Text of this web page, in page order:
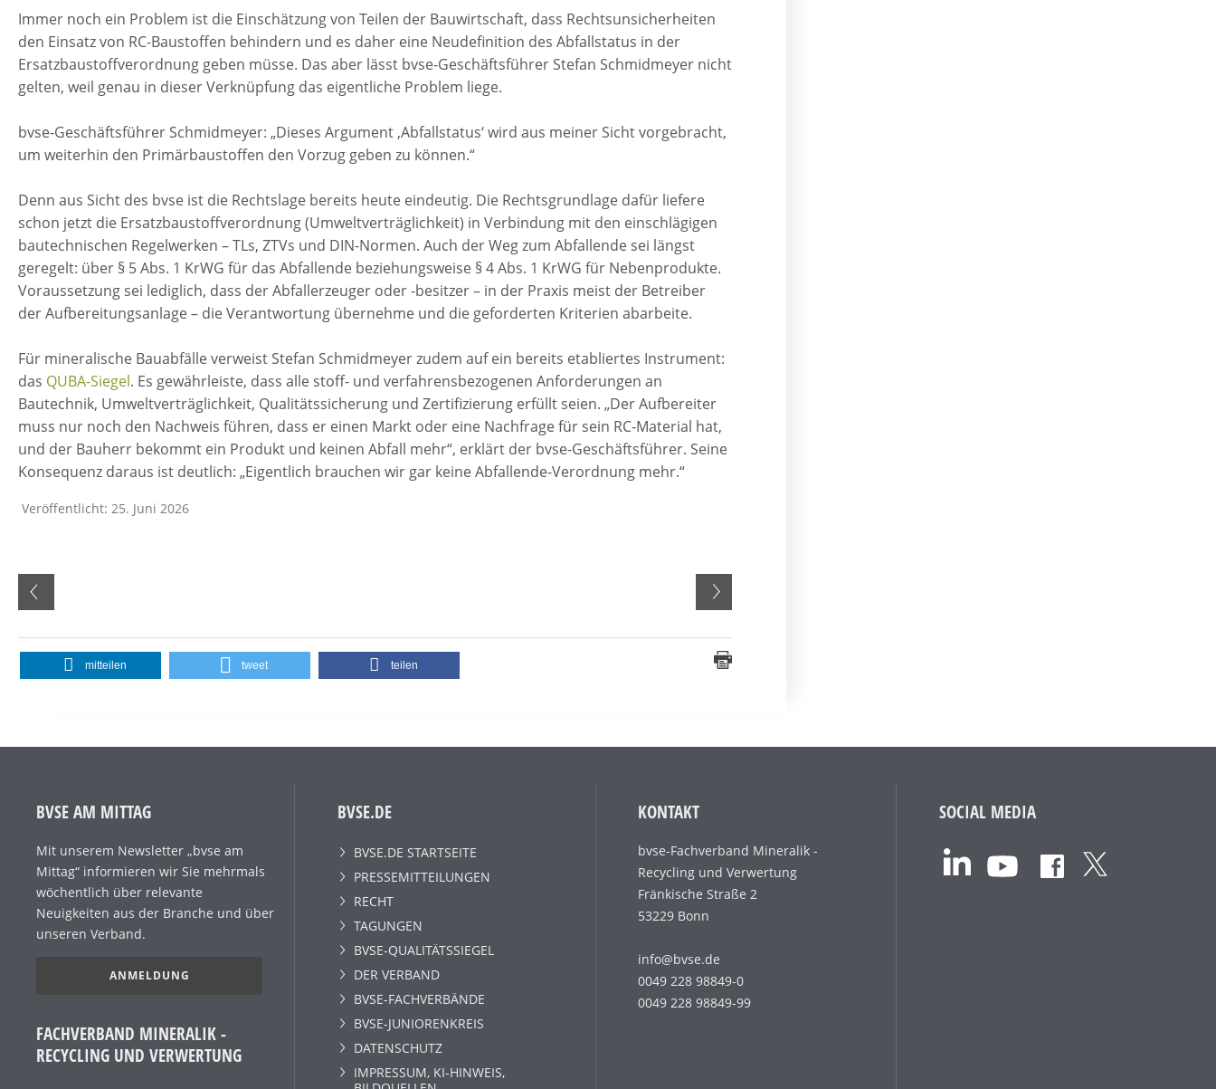
Immer noch ein Problem ist die Einschätzung von Teilen der Bauwirtschaft, dass Rechtsunsicherheiten
den Einsatz von RC-Baustoffen behindern und es daher eine Neudefinition des Abfallstatus in der
Ersatzbaustoffverordnung geben müsse. Das aber lässt bvse-Geschäftsführer Stefan Schmidmeyer nicht
gelten, weil genau in dieser Verknüpfung das eigentliche Problem liege.
bvse-Geschäftsführer Schmidmeyer: „Dieses Argument ‚Abfallstatus‘ wird aus meiner Sicht vorgebracht,
um weiterhin den Primärbaustoffen den Vorzug geben zu können.“
Denn aus Sicht des bvse ist die Rechtslage bereits heute eindeutig. Die Rechtsgrundlage dafür liefere
schon jetzt die Ersatzbaustoffverordnung (Umweltverträglichkeit) in Verbindung mit den einschlägigen
bautechnischen Regelwerken – TLs, ZTVs und DIN-Normen. Auch der Weg zum Abfallende sei längst
geregelt: über § 5 Abs. 1 KrWG für das Abfallende beziehungsweise § 4 Abs. 1 KrWG für Nebenprodukte.
Voraussetzung sei lediglich, dass der Abfallerzeuger oder -besitzer – in der Praxis meist der Betreiber
der Aufbereitungsanlage – die Verantwortung übernehme und die geforderten Kriterien abarbeite.
Für mineralische Bauabfälle verweist Stefan Schmidmeyer zudem auf ein bereits etabliertes Instrument:
das QUBA-Siegel. Es gewährleiste, dass alle stoff- und verfahrensbezogenen Anforderungen an
Bautechnik, Umweltverträglichkeit, Qualitätssicherung und Zertifizierung erfüllt seien. „Der Aufbereiter
muss nur noch den Nachweis führen, dass er einen Markt oder eine Nachfrage für sein RC-Material hat,
und der Bauherr bekommt ein Produkt und keinen Abfall mehr“, erklärt der bvse-Geschäftsführer. Seine
Konsequenz daraus ist deutlich: „Eigentlich brauchen wir gar keine Abfallende-Verordnung mehr.“
Veröffentlicht: 25. Juni 2026
mitteilen tweet teilen
BVSE AM MITTAG
Mit unserem Newsletter „bvse am
Mittag“ informieren wir Sie mehrmals
wöchentlich über relevante
Neuigkeiten aus der Branche und über
unseren Verband.
ANMELDUNG
FACHVERBAND MINERALIK -
RECYCLING UND VERWERTUNG
BVSE.DE
BVSE.DE STARTSEITE
PRESSEMITTEILUNGEN
RECHT
TAGUNGEN
BVSE-QUALITÄTSSIEGEL
DER VERBAND
BVSE-FACHVERBÄNDE
BVSE-JUNIORENKREIS
DATENSCHUTZ
IMPRESSUM, KI-HINWEIS,
KONTAKT
bvse-Fachverband Mineralik -
Recycling und Verwertung
Fränkische Straße 2
53229 Bonn
info@bvse.de
0049 228 98849-0
0049 228 98849-99
SOCIAL MEDIA